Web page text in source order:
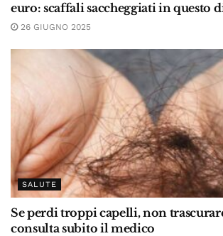
euro: scaffali saccheggiati in questo
26 GIUGNO 2025
SALUTE
Se perdi troppi capelli, non
consulta subito il medico